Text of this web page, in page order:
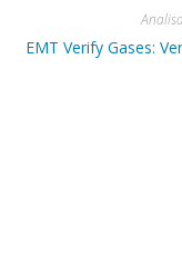
EMT Verify Gases: